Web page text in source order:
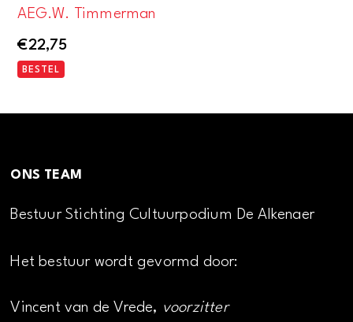
AEG.W. Timmerman
€22,75
BESTEL
ONS TEAM
Bestuur Stichting Cultuurpodium De Alkenaer
Het bestuur wordt gevormd door:
Vincent van de Vrede, voorzitter